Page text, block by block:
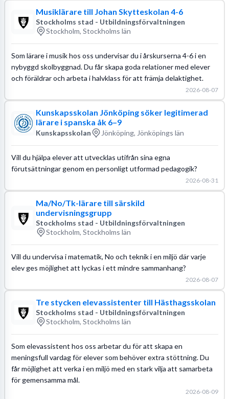
Musiklärare till Johan Skytteskolan 4-6
Stockholms stad - Utbildningsförvaltningen
Stockholm, Stockholms län
Som lärare i musik hos oss undervisar du i årskurserna 4-6 i en
nybyggd skolbyggnad. Du får skapa goda relationer med elever
och föräldrar och arbeta i halvklass för att främja delaktighet.
2026-08-07
Kunskapsskolan Jönköping söker legitimerad
lärare i spanska åk 6–9
Kunskapsskolan Jönköping, Jönköpings län
Vill du hjälpa elever att utvecklas utifrån sina egna
förutsättningar genom en personligt utformad pedagogik?
2026-08-31
Ma/No/Tk-lärare till särskild
undervisningsgrupp
Stockholms stad - Utbildningsförvaltningen
Stockholm, Stockholms län
Vill du undervisa i matematik, No och teknik i en miljö där varje
elev ges möjlighet att lyckas i ett mindre sammanhang?
2026-08-07
Tre stycken elevassistenter till Hästhagsskolan
Stockholms stad - Utbildningsförvaltningen
Stockholm, Stockholms län
Som elevassistent hos oss arbetar du för att skapa en
meningsfull vardag för elever som behöver extra stöttning. Du
får möjlighet att verka i en miljö med en stark vilja att samarbeta
för gemensamma mål.
2026-08-09